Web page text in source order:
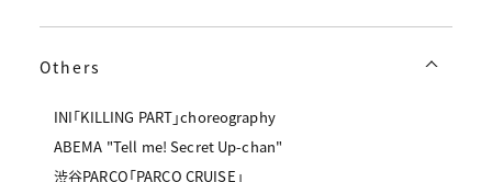
Others
INI「KILLING PART」choreography
ABEMA "Tell me! Secret Up-chan"
渋谷PARCO「PARCO CRUISE」